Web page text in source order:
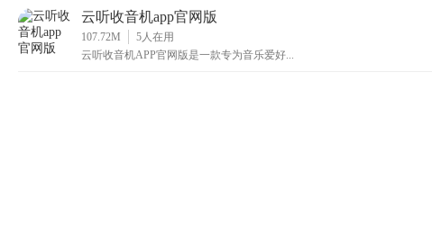
云听收音机app官网版
107.72M 5 人在用
云听收音机APP官网版是一款专为音乐爱好...